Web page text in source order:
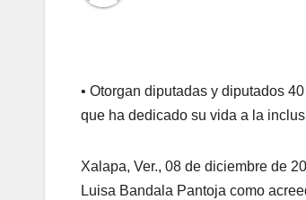
• Otorgan diputadas y diputados
que ha dedicado su vida a la
Xalapa, Ver., 08 de diciembre de
Luisa Bandala Pantoja como